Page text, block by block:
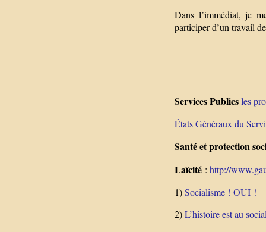
Dans l’immédiat, je
participer d’un travail
Services Publicsles
États Généraux du
Santé et protection
Laïcité : http://
1)Socialisme ! OUI !
2)L’histoire est au